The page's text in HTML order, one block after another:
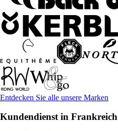
Entdecken Sie alle unsere Marken
Kundendienst in Frankreich